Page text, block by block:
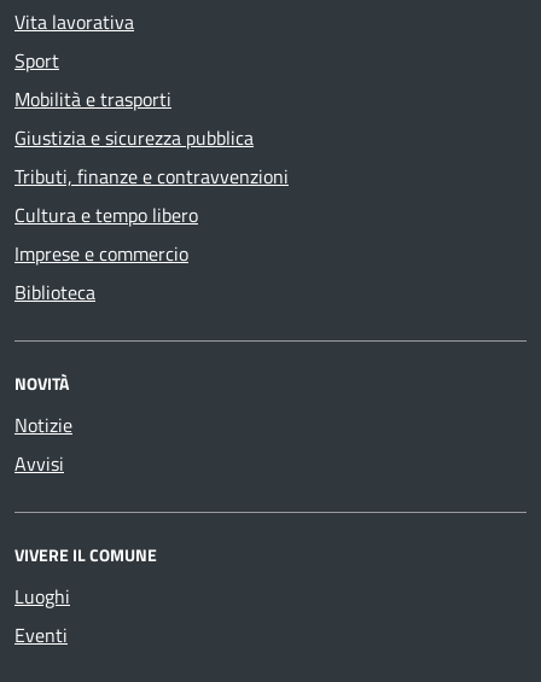
Vita lavorativa
Sport
Mobilità e trasporti
Giustizia e sicurezza pubblica
Tributi, finanze e contravvenzioni
Cultura e tempo libero
Imprese e commercio
Biblioteca
NOVITÀ
Notizie
Avvisi
VIVERE IL COMUNE
Luoghi
Eventi